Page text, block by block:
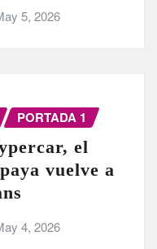
5, 2026
PORTADA 1
el
vuelve a
4, 2026